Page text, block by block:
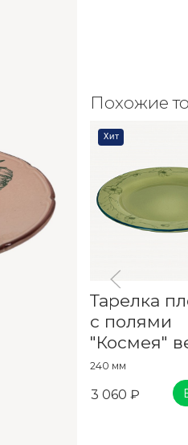
Похожие
Хит
Тарелка
с полями
"Космея"
240 мм
3 060 ₽